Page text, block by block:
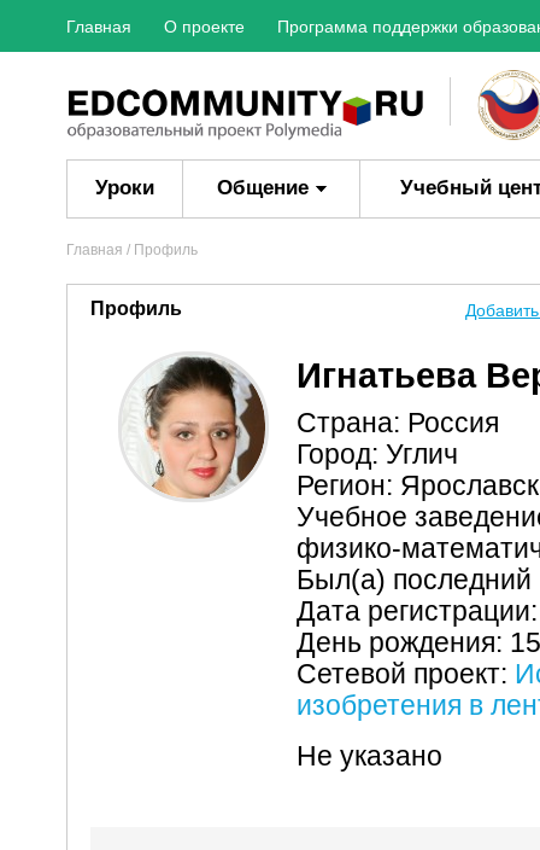
Главная О проекте Программа поддержки
Уроки Общение Учебный
Главная / Профиль
Профиль
Игнатьева
Страна: Россия
Город: Углич
Регион:
Учебное
физико-
Был(а) последний
Дата
День рождения:
Сетевой проект:
изобретения в
Не указано